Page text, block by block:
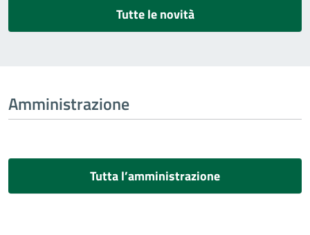
Tutte le novità
Amministrazione
Tutta l’amministrazione